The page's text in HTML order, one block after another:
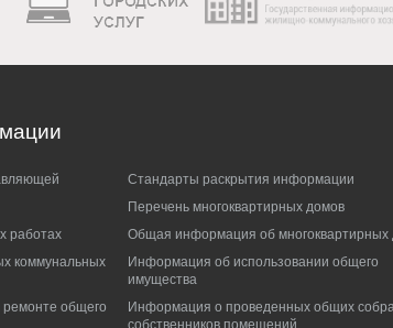
Стандарты раскрытия информации
Перечень многоквартирных домов
работах
Общая информация об многоквартирных
коммунальных
Информация об использовании общего
имущества
общего
Информация о проведенных общих
собственников помещений